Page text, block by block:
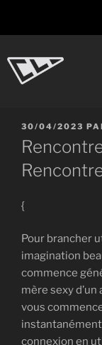
au
contenu
CL-
PUBLIÉ
LE
30/04/2023
{
Pour brancher
imagination
commence
mère sexy
vous
connexion en